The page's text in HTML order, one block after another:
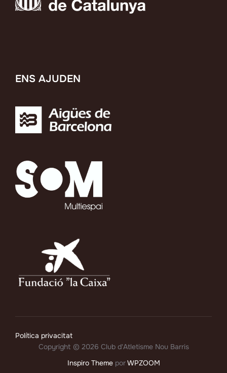
ENS AJUDEN
Política privacitat
Copyright © 2026 Club d'Atletisme Nou Barris
Inspiro ThemeporWPZOOM